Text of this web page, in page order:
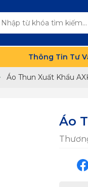
Thông Tin Tư
Áo Thun Xuất Khẩu
Áo